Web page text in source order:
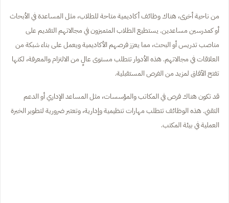
من ناحية أخرى، هناك وظائف أكاديمية متاحة للطلاب، مثل المساعدة في الأبحاث
أو كمدرسين مساعدين. يستطيع الطلاب المتميزون في مجالاتهم التقديم على
مناصب تدريس أو البحث، مما يعزز فرصهم الأكاديمية ويعمل على بناء شبكة من
العلاقات في مجالاتهم. هذه الأدوار تتطلب مستوى عالٍ من الالتزام والمعرفة، لكنها
تفتح الآفاق لمزيد من الفرص المستقبلية.
قد تكون هناك فرص في المكاتب والمؤسسات، مثل المساعد الإداري أو الدعم
التقني. هذه الوظائف تتطلب مهارات تنظيمية وإدارية، وتعتبر ضرورية لتطوير الخبرة
العملية في بيئة المكتب.